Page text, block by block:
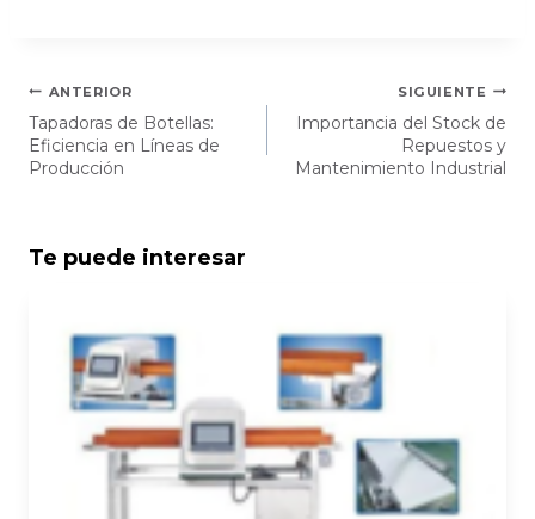
Navegación
de
entradas
ANTERIOR
Tapadoras de Botellas:
Eficiencia en Líneas de
Producción
SIGUIENTE
Importancia del Stock de
Repuestos y
Mantenimiento Industrial
Te puede interesar